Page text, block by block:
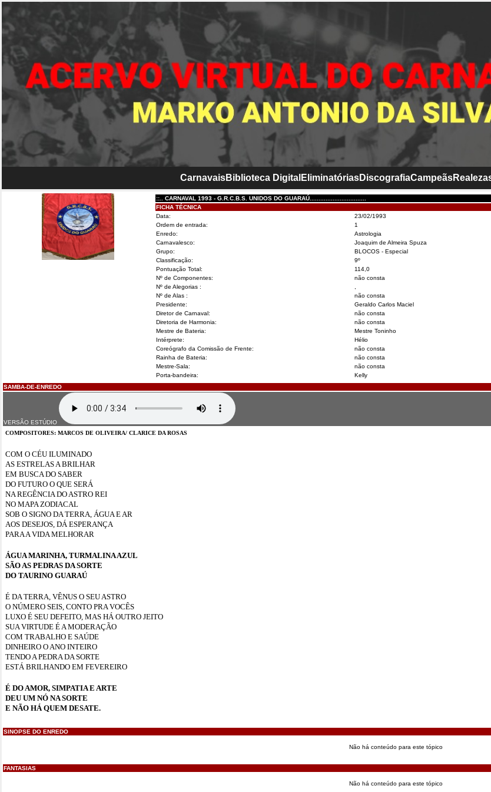
CarnavaisBiblioteca Digital EliminatóriasDiscografiaCampeãs
::.. CARNAVAL 1993 - G.R.C.B.S. UNIDOS DO GUARAÚ................................
FICHA TÉCNICA
Data:
23/02/1993
Ordem de entrada:
1
Enredo:
Astrologia
Carnavalesco:
Joaquim de Almeira Spuza
Grupo:
BLOCOS - Especial
Classificação:
9º
Pontuação Total:
114,0
Nº de Componentes:
não consta
Nº de Alegorias :
Nº de Alas :
não consta
Presidente:
Geraldo Carlos Maciel
Diretor de Carnaval:
não consta
Diretoria de Harmonia:
não consta
Mestre de Bateria:
Mestre Toninho
Intérprete:
Hélio
Coreógrafo da Comissão de Frente:
não consta
Rainha de Bateria:
não consta
Mestre-Sala:
não consta
Porta-bandeira:
Kelly
SAMBA-DE-ENREDO
VERSÃO ESTÚDIO
COMPOSITORES: MARCOS DE OLIVEIRA/ CLARICE DA ROSAS
COM O CÉU ILUMINADO
AS ESTRELAS A BRILHAR
EM BUSCA DO SABER
DO FUTURO O QUE SERÁ
NA REGÊNCIA DO ASTRO REI
NO MAPA ZODIACAL
SOB O SIGNO DA TERRA, ÁGUA E AR
AOS DESEJOS, DÁ ESPERANÇA
PARA A VIDA MELHORAR
ÁGUA MARINHA, TURMALINA AZUL
SÃO AS PEDRAS DA SORTE
DO TAURINO GUARAÚ
É DA TERRA, VÊNUS O SEU ASTRO
O NÚMERO SEIS, CONTO PRA VOCÊS
LUXO É SEU DEFEITO, MAS HÁ OUTRO JEITO
SUA VIRTUDE É A MODERAÇÃO
COM TRABALHO E SAÚDE
DINHEIRO O ANO INTEIRO
TENDO A PEDRA DA SORTE
ESTÁ BRILHANDO EM FEVEREIRO
É DO AMOR, SIMPATIA E ARTE
DEU UM NÓ NA SORTE
E NÃO HÁ QUEM DESATE.
SINOPSE DO ENREDO
Não há conteúdo para este tópico
FANTASIAS
Não há conteúdo para este tópico